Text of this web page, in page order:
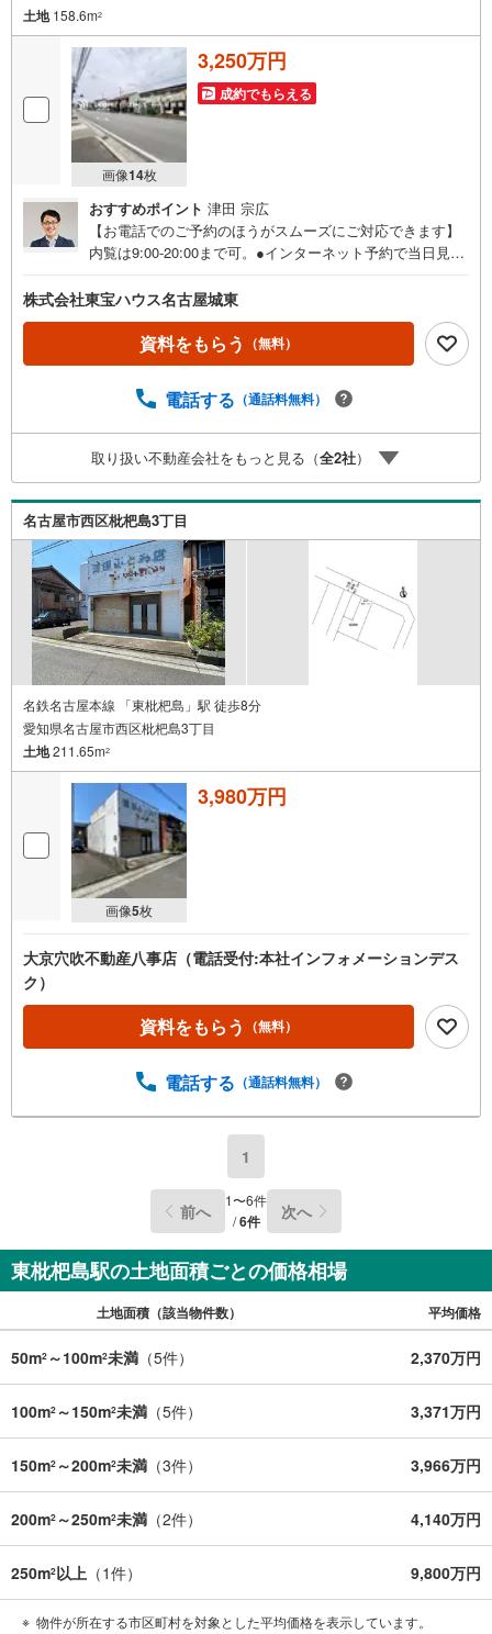
土地158.6m2
画像14枚
3,250万円
成約でもらえる
おすすめポイント 津田 宗広
【お電話でのご予約のほうがスムーズにご対応できます】
内覧は9:00-20:00まで可。●インターネット予約で当日見学
（2）本日～4日以内をご希望の方は「ご要望・ご質問欄」
に希望日時をご記入ください！《東宝ハウス名古屋城東の
こだわり》スタッフ一同、すべてのお客様に対して、自分
の家族や仲の良い友人に対するときと同じ気持ちで接客さ
と出会い、住宅ローンやその他のサービスの内容にもご満
だきます。私たちが携わる不動産ビジネスでは安全で安心
な取引を実現することはプロとしての使命です。営業スタ
はもちろん何度も報告と確認を繰り返し、取引の安全性を
追求しています。ご覧いただきありがとうございます！
株式会社東宝ハウス名古屋城東
資料をもらう （無料）
電話する （通話料無料）
取り扱い不動産会社をもっと見る（全2社）
名古屋市西区枇杷島3丁目
名鉄名古屋本線 「東枇杷島」駅 徒歩8分
愛知県名古屋市西区枇杷島3丁目
土地211.65m2
画像5枚
3,980万円
大京穴吹不動産八事店（電話受付:本社インフォメーションデス
ク）
資料をもらう （無料）
電話する （通話料無料）
1
前へ 1〜6件
/6件 次へ
東枇杷島駅の土地面積ごとの価格相場
土地面積（該当物件数） 平均価格
50m2 ～100m2未満 （5件） 2,370万円
100m2 ～150m2未満 （5件） 3,371万円
150m2 ～200m2未満 （3件） 3,966万円
200m2 ～250m2未満 （2件） 4,140万円
250m2以上 （1件） 9,800万円
物件が所在する市区町村を対象とした平均価格を表示しています。